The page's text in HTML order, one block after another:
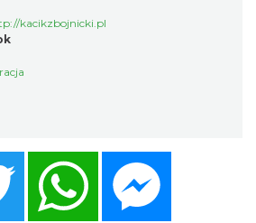
kacikzbojnicki.pl
Twitter